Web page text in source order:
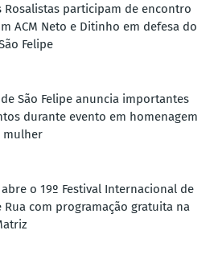
Rosalistas participam de encontro
ACM Neto e Ditinho em defesa do
Felipe
São Felipe anuncia importantes
durante evento em homenagem
mulher
abre o 19º Festival Internacional de
Rua com programação gratuita na